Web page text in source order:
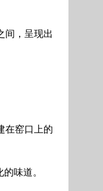
间，呈现出
在窑口上的
味道。